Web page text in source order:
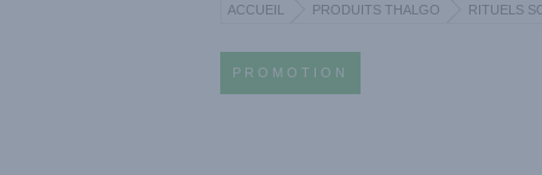
ACCUEIL PRODUITS THALGO RITUELS
PROMOTION